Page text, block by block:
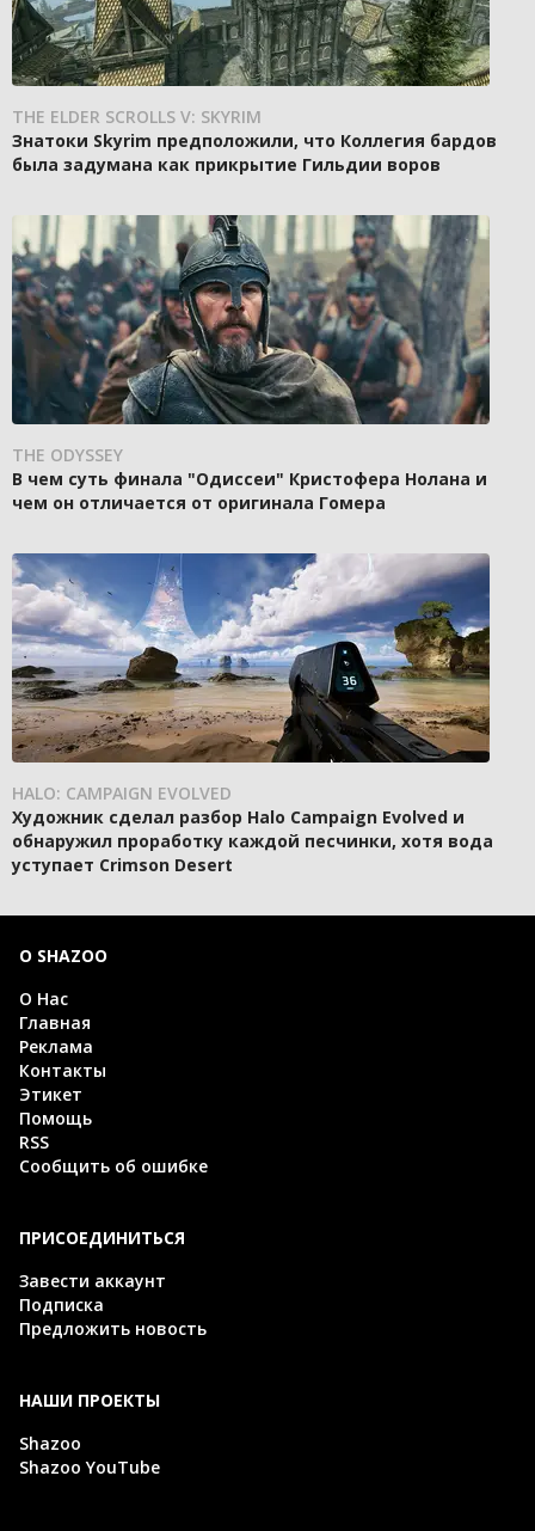
THE ELDER SCROLLS V: SKYRIM
Знатоки Skyrim предположили, что Коллегия бардов
была задумана как прикрытие Гильдии воров
THE ODYSSEY
В чем суть финала "Одиссеи" Кристофера Нолана и
чем он отличается от оригинала Гомера
HALO: CAMPAIGN EVOLVED
Художник сделал разбор Halo Campaign Evolved и
обнаружил проработку каждой песчинки, хотя вода
уступает Crimson Desert
О SHAZOO
О Нас
Главная
Реклама
Контакты
Этикет
Помощь
RSS
Сообщить об ошибке
ПРИСОЕДИНИТЬСЯ
Завести аккаунт
Подписка
Предложить новость
НАШИ ПРОЕКТЫ
Shazoo
Shazoo YouTube